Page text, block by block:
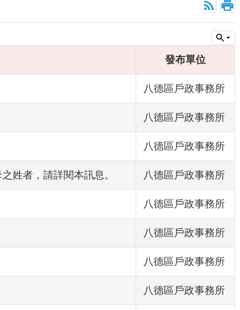
發布單位
八德區戶政事務所
八德區戶政事務所
八德區戶政事務所
姓者，請詳閱本訊息。 八德區戶政事務所
八德區戶政事務所
八德區戶政事務所
八德區戶政事務所
八德區戶政事務所